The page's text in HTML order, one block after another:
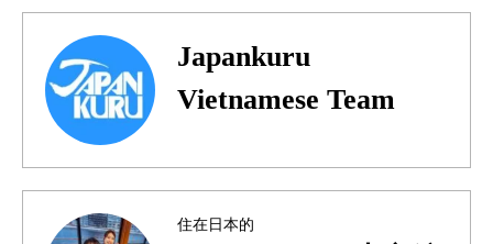
Japankuru
Vietnamese Team
住在日本的